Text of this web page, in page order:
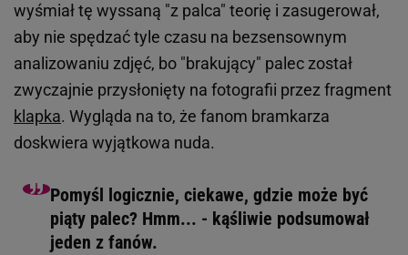
wyśmiał tę wyssaną "z palca" teorię i zasugerował,
aby nie spędzać tyle czasu na bezsensownym
analizowaniu zdjęć, bo "brakujący" palec został
zwyczajnie przysłonięty na fotografii przez fragment
klapka. Wygląda na to, że fanom bramkarza
doskwiera wyjątkowa nuda.
Pomyśl logicznie, ciekawe, gdzie może być
piąty palec? Hmm... - kąśliwie podsumował
jeden z fanów.